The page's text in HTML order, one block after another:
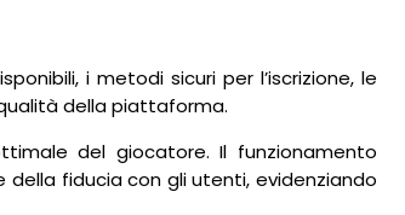
i metodi sicuri per l’iscrizione, le
della piattaforma.
del giocatore. Il funzionamento
fiducia con gli utenti, evidenziando